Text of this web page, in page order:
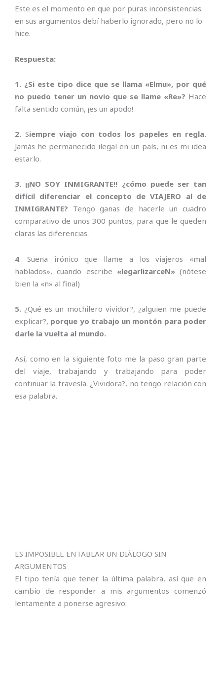
Este es el momento en que por puras inconsistencias
en sus argumentos debí haberlo ignorado, pero no lo
hice.
Respuesta:
1. ¿Si este tipo dice que se llama «Elmu», por qué
no puedo tener un novio que se llame «Re»? Hace
falta sentido común, ¡es un apodo!
2. Siempre viajo con todos los papeles en regla.
Jamás he permanecido ilegal en un país, ni es mi idea
estarlo.
3. ¡¡NO SOY INMIGRANTE!! ¿cómo puede ser tan
difícil diferenciar el concepto de VIAJERO al de
INMIGRANTE? Tengo ganas de hacerle un cuadro
comparativo de unos 300 puntos, para que le queden
claras las diferencias.
4. Suena irónico que llame a los viajeros «mal
hablados», cuando escribe «legarlizarceN»(nótese
bien la «n» al final)
5. ¿Qué es un mochilero vividor?, ¿alguien me puede
explicar?, porque yo trabajo un montón para poder
darle la vuelta al mundo.
Así, como en la siguiente foto me la paso gran parte
del viaje, trabajando y trabajando para poder
continuar la travesía. ¿Vividora?, no tengo relación con
esa palabra.
ES IMPOSIBLE ENTABLAR UN DIÁLOGO SIN
ARGUMENTOS
El tipo tenía que tener la última palabra, así que en
cambio de responder a mis argumentos comenzó
lentamente a ponerse agresivo: